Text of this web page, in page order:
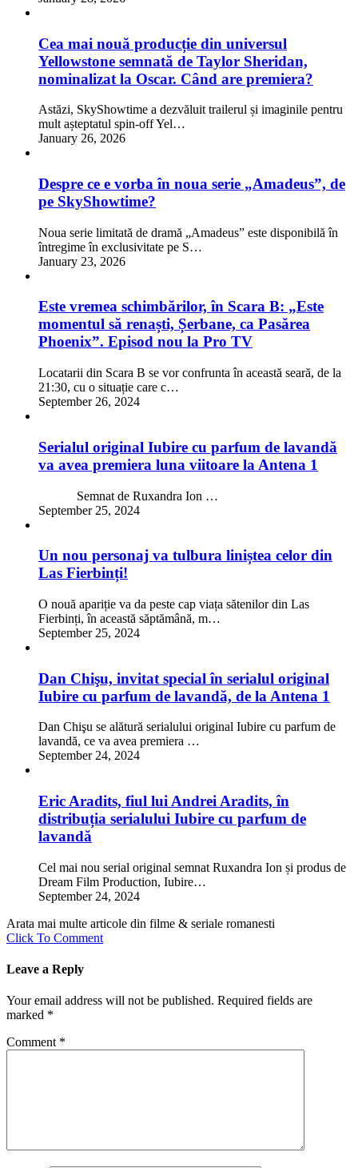
Cea mai nouă producție din universul
Yellowstone semnată de Taylor Sheridan,
nominalizat la Oscar. Când are premiera?
Astăzi, SkyShowtime a dezvăluit trailerul și imaginile pentru
mult așteptatul spin-off Yel…
January 26, 2026
Despre ce e vorba în noua serie „Amadeus”, de
pe SkyShowtime?
Noua serie limitată de dramă „Amadeus” este disponibilă în
întregime în exclusivitate pe S…
January 23, 2026
Este vremea schimbărilor, în Scara B: „Este
momentul să renaști, Șerbane, ca Pasărea
Phoenix”. Episod nou la Pro TV
Locatarii din Scara B se vor confrunta în această seară, de la
21:30, cu o situație care c…
September 26, 2024
Serialul original Iubire cu parfum de lavandă
va avea premiera luna viitoare la Antena 1
Semnat de Ruxandra Ion …
September 25, 2024
Un nou personaj va tulbura liniștea celor din
Las Fierbinți!
O nouă apariție va da peste cap viața sătenilor din Las
Fierbinți, în această săptămână, m…
September 25, 2024
Dan Chişu, invitat special în serialul original
Iubire cu parfum de lavandă, de la Antena 1
Dan Chişu se alătură serialului original Iubire cu parfum de
lavandă, ce va avea premiera …
September 24, 2024
Eric Aradits, fiul lui Andrei Aradits, în
distribuția serialului Iubire cu parfum de
lavandă
Cel mai nou serial original semnat Ruxandra Ion și produs de
Dream Film Production, Iubire…
September 24, 2024
Arata mai multe articole din filme & seriale romanesti
Click To Comment
Leave a Reply
Your email address will not be published. Required fields are
marked *
Comment *